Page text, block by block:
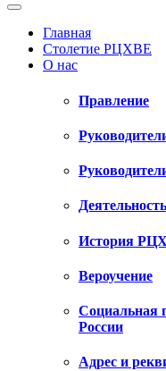
Главная
Столетие РЦХВЕ
О нас
Правление
Деятельность
История
Вероучение
Социальная
России
Адрес и